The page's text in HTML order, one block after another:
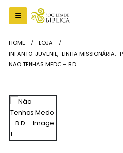
HOME
LOJA
INFANTO-JUVENIL, LINHA MISSIONÁRIA,
NÃO TENHAS MEDO – B.D.